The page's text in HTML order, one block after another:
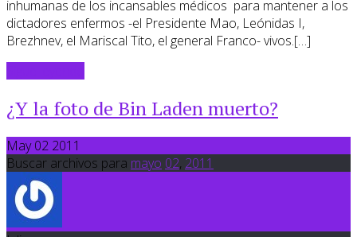
inhumanas de los incansables médicos para mantener a los
dictadores enfermos -el Presidente Mao, Leónidas I,
Brezhnev, el Mariscal Tito, el general Franco- vivos.[…]
¿Y la foto de Bin Laden muerto?
May 02 2011
Buscar archivos para mayo 02, 2011